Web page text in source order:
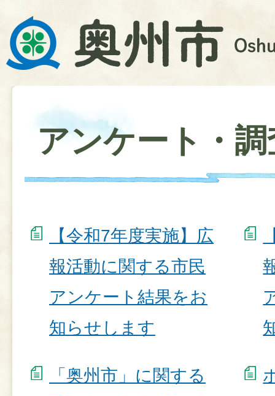
アンケート・
【令和7年度実施】広
報活動に関する市民
アンケート結果をお
知らせします
「奥州市」に関する